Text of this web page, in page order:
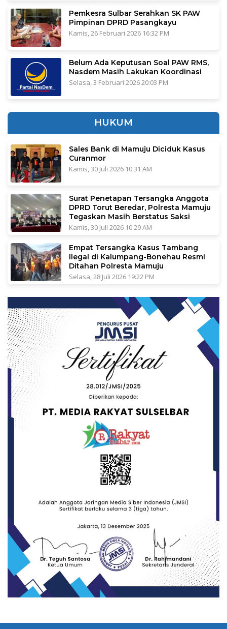
Pemkesra Sulbar Serahkan SK PAW
Pimpinan DPRD Pasangkayu
Kamis, 26 Februari 2026 16:32 PM
Belum Ada Keputusan Soal PAW RMS,
Nasdem Masih Lakukan Koordinasi
Selasa, 3 Februari 2026 20:03 PM
HUKUM
Sales Bank di Mamuju Diciduk Kasus
Curanmor
Kamis, 30 Juli 2026 10:31 AM
Surat Penetapan Tersangka Anggota
DPRD Torut Beredar, Polresta Mamuju
Tegaskan Masih Berstatus Saksi
Kamis, 30 Juli 2026 10:29 AM
Empat Tersangka Kasus Tambang
Ilegal di Kalumpang-Bonehau Resmi
Ditahan Polresta Mamuju
Selasa, 28 Juli 2026 19:22 PM